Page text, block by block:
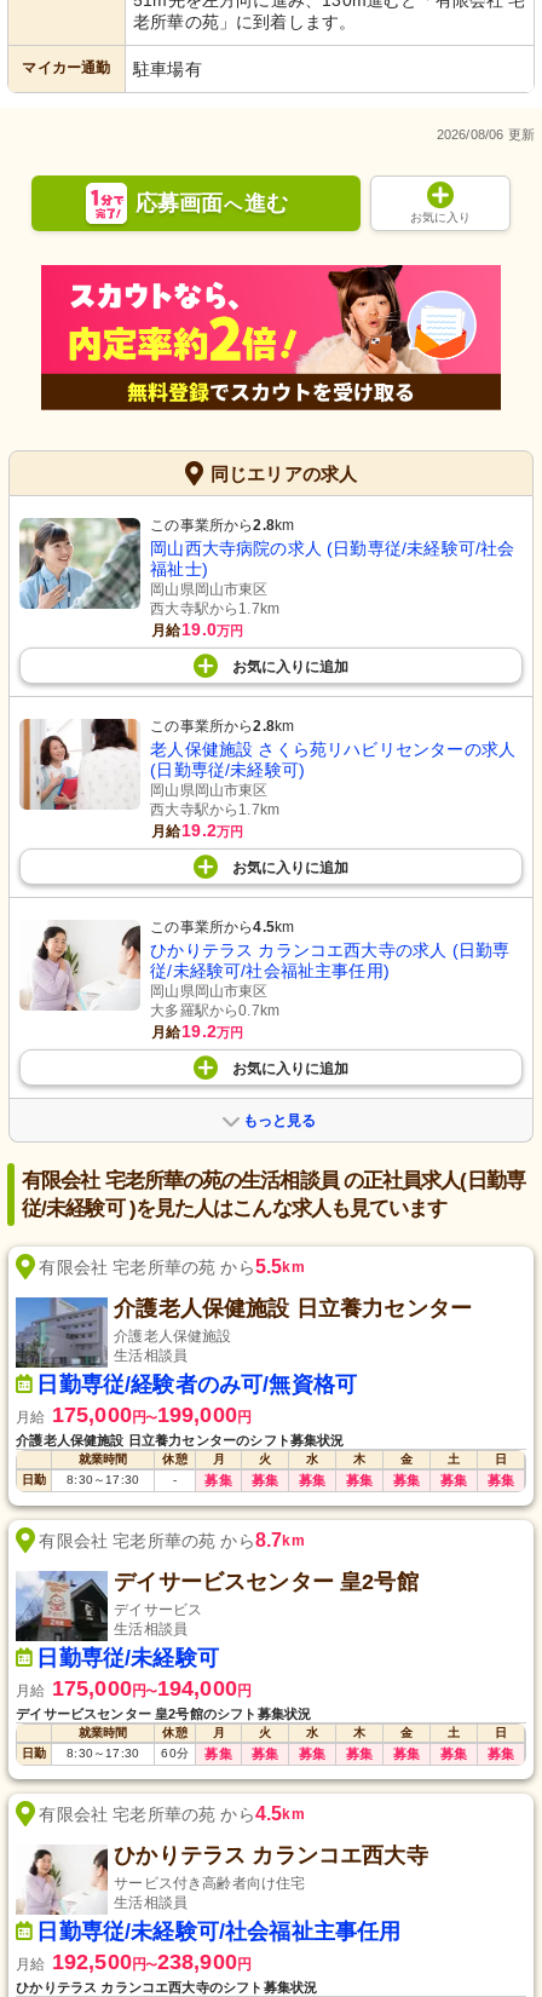
老所華の苑」に到着します。
マイカー通勤 駐車場有
2026/08/06 更新
応募画面へ進む
お気に入り
同じエリアの求人
この事業所から2.8km
岡山西大寺病院の求人 (日勤専従/未経験可/社会
福祉士)
岡山県岡山市東区
西大寺駅から1.7km
月給19.0万円
お気に入り に追加
この事業所から2.8km
老人保健施設 さくら苑リハビリセンターの求人
(日勤専従/未経験可)
岡山県岡山市東区
西大寺駅から1.7km
月給19.2万円
お気に入り に追加
この事業所から4.5km
ひかりテラス カランコエ西大寺の求人 (日勤専
従/未経験可/社会福祉主事任用)
岡山県岡山市東区
大多羅駅から0.7km
月給19.2万円
お気に入り に追加
もっと見る
有限会社 宅老所華の苑の生活相談員 の正社員求人(日勤専
従/未経験可 )を見た人はこんな求人も見ています
有限会社 宅老所華の苑 から5.5km
介護老人保健施設 日立養力センター
介護老人保健施設
生活相談員
日勤専従/経験者のみ可/無資格可
月給 175,000円〜199,000円
介護老人保健施設 日立養力センターのシフト募集状況
就業時間 休憩 月 火 水 木 金 土
日
日勤
8:30～17:30 - 募集 募集 募集 募集 募集 募集 募集
有限会社 宅老所華の苑 から8.7km
デイサービスセンター 皇2号館
デイサービス
生活相談員
日勤専従/未経験可
月給 175,000円〜194,000円
デイサービスセンター 皇2号館のシフト募集状況
就業時間 休憩 月 火 水 木 金 土
日
日勤
8:30～17:30 60分 募集 募集 募集 募集 募集 募集 募集
有限会社 宅老所華の苑 から4.5km
ひかりテラス カランコエ西大寺
サービス付き高齢者向け住宅
生活相談員
日勤専従/未経験可/社会福祉主事任用
月給 192,500円〜238,900円
ひかりテラス カランコエ西大寺のシフト募集状況